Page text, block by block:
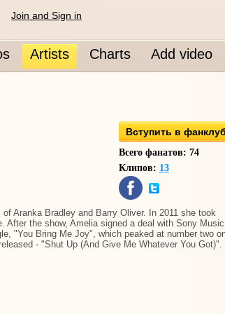
Join and Sign in
Artists Charts Add video
Вступить в
Всего фанатов: 74
Клипов: 13
Aranka Bradley and Barry Oliver. In 2011 she took
the show, Amelia signed a deal with Sony Music
"You Bring Me Joy", which peaked at number two
- "Shut Up (And Give Me Whatever You Got)".